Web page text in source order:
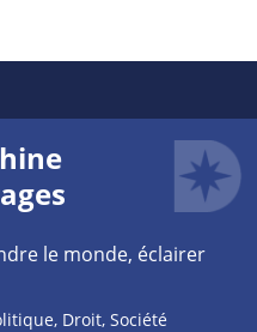
le monde, éclairer
Droit, Société